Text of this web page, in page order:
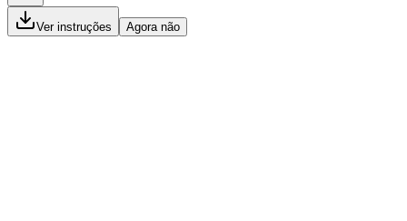
Ver instruções Agora não